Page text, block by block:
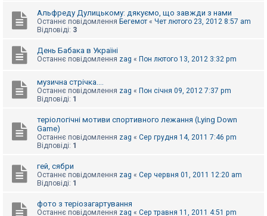
П
ш
к
Альфреду Дулицькому: дякуємо, що завжди з нами
Останнє повідомлення Бегемот « Чет лютого 23, 2012 8:57 am
Відповіді: 3
День Бабака в Україні
Останнє повідомлення zag « Пон лютого 13, 2012 3:32 pm
музична стрічка....
Останнє повідомлення zag « Пон січня 09, 2012 7:37 pm
Відповіді: 1
теріологічні мотиви спортивного лежання (Lying Down
Game)
Останнє повідомлення zag « Сер грудня 14, 2011 7:46 pm
Відповіді: 1
гей, сябри
Останнє повідомлення zag « Сер червня 01, 2011 12:20 am
Відповіді: 1
фото з теріозагартування
Останнє повідомлення zag « Сер травня 11, 2011 4:51 pm